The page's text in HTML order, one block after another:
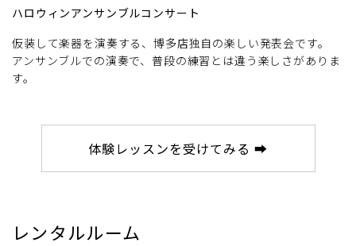
ハロウィンアンサンブルコンサート
仮装して楽器を演奏する、博多店独自の楽しい発表会です。
アンサンブルでの演奏で、普段の練習とは違う楽しさがありま
す。
体験レッスンを受けてみる ➡
レンタルルーム